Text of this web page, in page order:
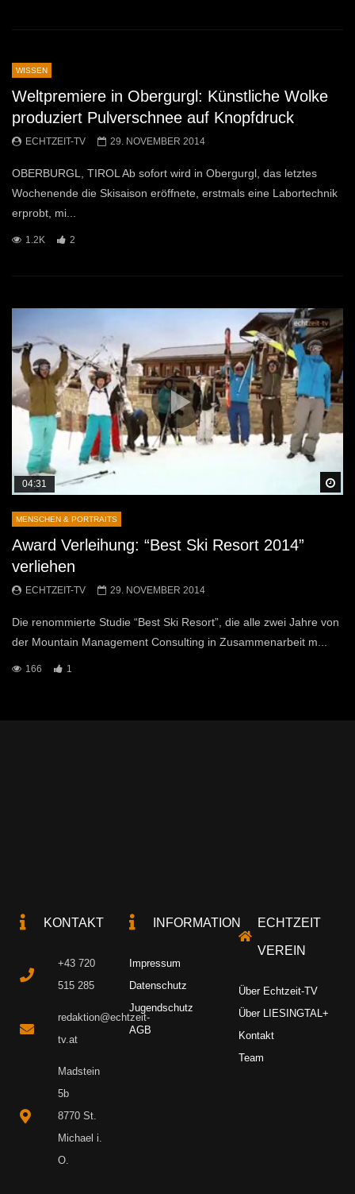
WISSEN
Weltpremiere in Obergurgl: Künstliche Wolke
produziert Pulverschnee auf Knopfdruck
ECHTZEIT-TV 29. NOVEMBER 2014
OBERBURGL, TIROL Ab sofort wird in Obergurgl, das letztes
Wochenende die Skisaison eröffnete, erstmals eine Labortechnik
erprobt, mi...
1.2K 2
04:31
MENSCHEN & PORTRAITS
Award Verleihung: “Best Ski Resort 2014”
verliehen
ECHTZEIT-TV 29. NOVEMBER 2014
Die renommierte Studie “Best Ski Resort”, die alle zwei Jahre von
der Mountain Management Consulting in Zusammenarbeit m...
166 1
KONTAKT
+43 720
515 285
redaktion@echtzeit-
tv.at
Madstein
5b
8770 St.
Michael i.
O.
INFORMATION
Impressum
Datenschutz
Jugendschutz
AGB
ECHTZEIT
VEREIN
Über Echtzeit-TV
Über LIESINGTAL+
Kontakt
Team